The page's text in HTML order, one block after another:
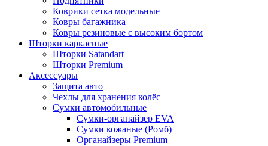
Коврики сетка модельные
Ковры багажника
Ковры резиновые с высоким бортом
Шторки каркасные
Шторки Satandart
Шторки Premium
Аксессуары
Защита авто
Чехлы для хранения колёс
Сумки автомобильные
Сумки-органайзер EVA
Сумки кожаные (Ромб)
Органайзеры Premium